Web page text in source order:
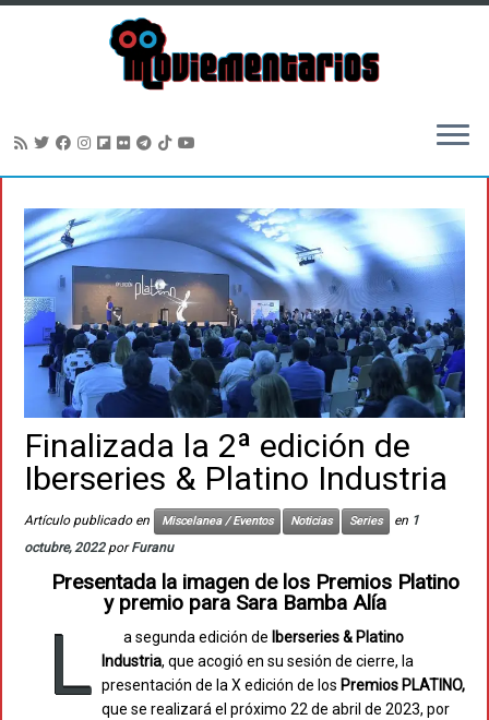
contenido
Finalizada la 2ª edición de
Iberseries & Platino Industria
Artículo publicado en Miscelanea / Eventos Noticias Series en 1
octubre, 2022 porFuranu
Presentada la imagen de los Premios Platino
y premio para Sara Bamba Alía
L a segunda edición de Iberseries & Platino
Industria, que acogió en su sesión de cierre, la
presentación de la X edición de los Premios PLATINO,
que se realizará el próximo 22 de abril de 2023, por